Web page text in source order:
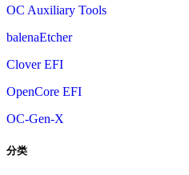
OC Auxiliary Tools
balenaEtcher
Clover EFI
OpenCore EFI
OC-Gen-X
分类